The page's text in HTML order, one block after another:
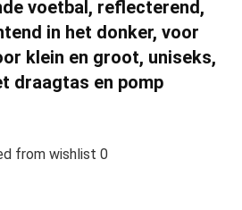
voetbal, reflecterend,
in het donker, voor
klein en groot, uniseks,
draagtas en pomp
from wishlist 0